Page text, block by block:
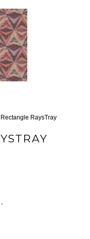
Rectangle RaysTray